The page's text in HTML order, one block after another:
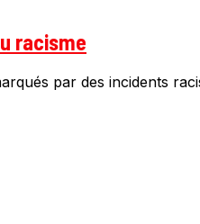
racisme
par des incidents